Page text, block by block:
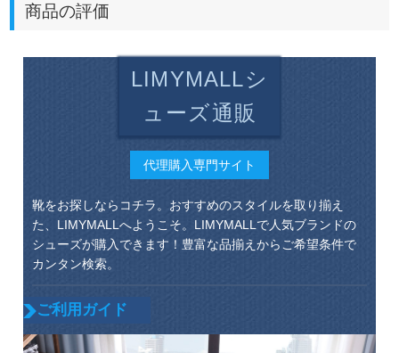
商品の評価
LIMYMALLシ
ューズ通販
代理購入専門サイト
靴をお探しならコチラ。おすすめのスタイルを取り揃え
た、LIMYMALLへようこそ。LIMYMALLで人気ブランドの
シューズが購入できます！豊富な品揃えからご希望条件で
カンタン検索。
ご利用ガイド